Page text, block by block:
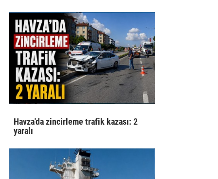
Havza'da zincirleme trafik kazası: 2
yaralı